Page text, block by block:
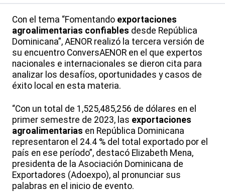
Con el tema “Fomentando exportaciones
agroalimentarias confiables desde República
Dominicana”, AENOR realizó la tercera versión de
su encuentro ConversAENOR en el que expertos
nacionales e internacionales se dieron cita para
analizar los desafíos, oportunidades y casos de
éxito local en esta materia.
“Con un total de 1,525,485,256 de dólares en el
primer semestre de 2023, las exportaciones
agroalimentarias en República Dominicana
representaron el 24.4 % del total exportado por el
país en ese período”, destacó Elizabeth Mena,
presidenta de la Asociación Dominicana de
Exportadores (Adoexpo), al pronunciar sus
palabras en el inicio de evento.